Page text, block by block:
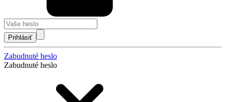
Prihlásiť
Zabudnuté heslo
Zabudnuté heslo